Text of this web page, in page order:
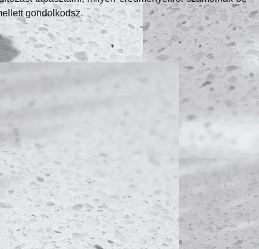
gondolkodsz.